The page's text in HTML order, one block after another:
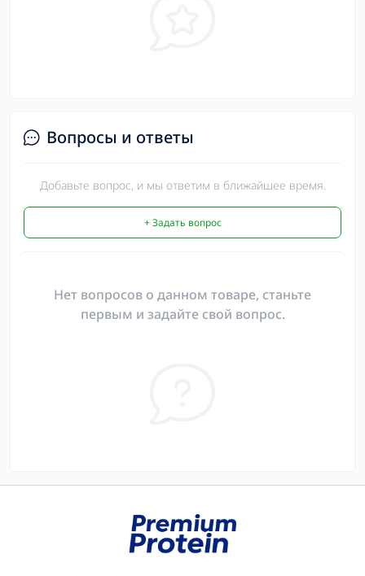
Вопросы и ответы
Добавьте вопрос, и мы ответим в ближайшее время.
+ Задать вопрос
Нет вопросов о данном товаре, станьте
первым и задайте свой вопрос.